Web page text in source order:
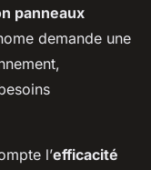
panneaux
demande une
l’efficacité